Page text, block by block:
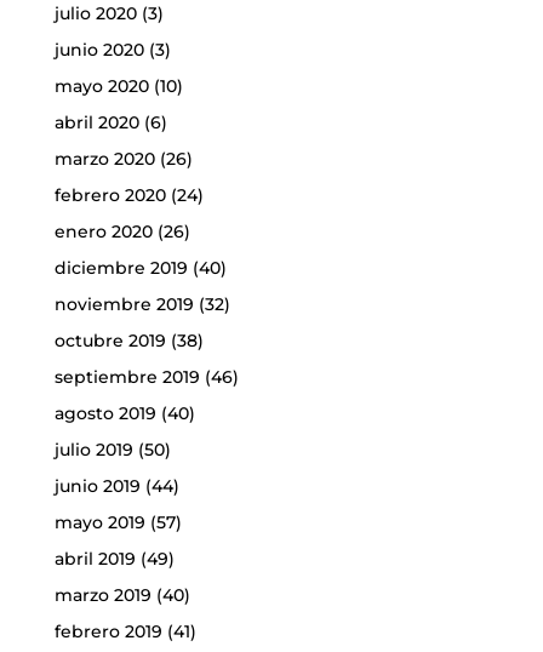
julio 2020(3)
junio 2020(3)
mayo 2020(10)
abril 2020(6)
marzo 2020(26)
febrero 2020(24)
enero 2020(26)
diciembre 2019 (40)
noviembre 2019 (32)
octubre 2019 (38)
septiembre 2019 (46)
agosto 2019 (40)
julio 2019 (50)
junio 2019 (44)
mayo 2019 (57)
abril 2019 (49)
marzo 2019 (40)
febrero 2019 (41)